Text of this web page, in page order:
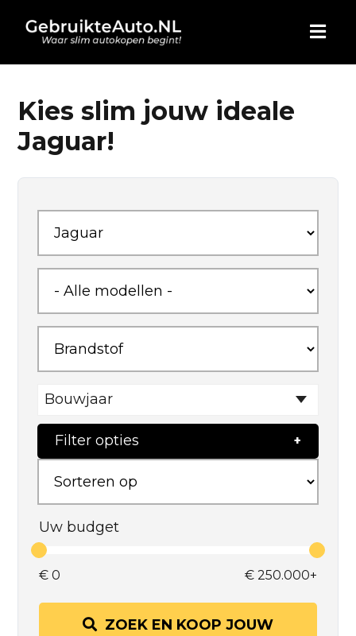
HOME
AUTO KOPEN
BLOG
WIE ZIJN WIJ
CONTACT
Kies slim jouw ideale
Jaguar!
Bouwjaar
Filter opties
Uw budget
€ 0 € 250.000+
ZOEK EN KOOP JOUW